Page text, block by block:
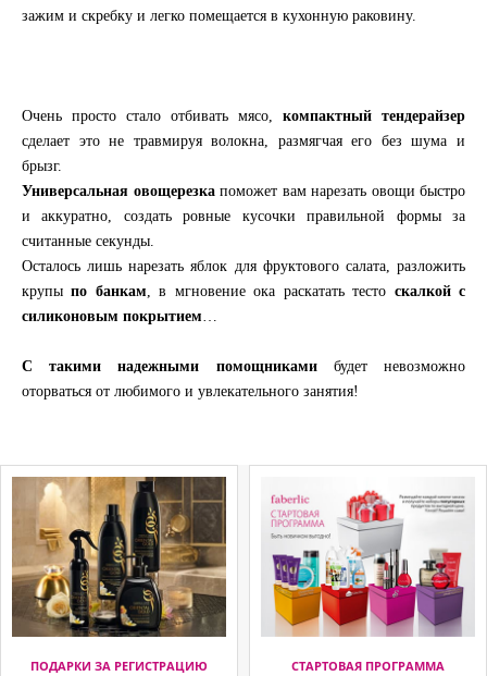
зажим и скребку и легко помещается в кухонную раковину.
Очень просто стало отбивать мясо, компактный тендерайзер
сделает это не травмируя волокна, размягчая его без шума и
брызг.
Универсальная овощерезкапоможет вам нарезать овощи быстро
и аккуратно, создать ровные кусочки правильной формы за
считанные секунды.
Осталось лишь нарезать яблок для фруктового салата, разложить
крупыпо банкам , в мгновение ока раскатать тесто скалкой с
силиконовым покрытием
С такими надежными помощникамибудет невозможно
оторваться от любимого и увлекательного занятия!
ПОДАРКИ ЗА РЕГИСТРАЦИЮ СТАРТОВАЯ ПРОГРАММА